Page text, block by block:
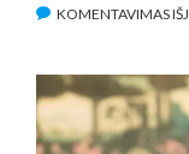
KOMENTAVIMAS